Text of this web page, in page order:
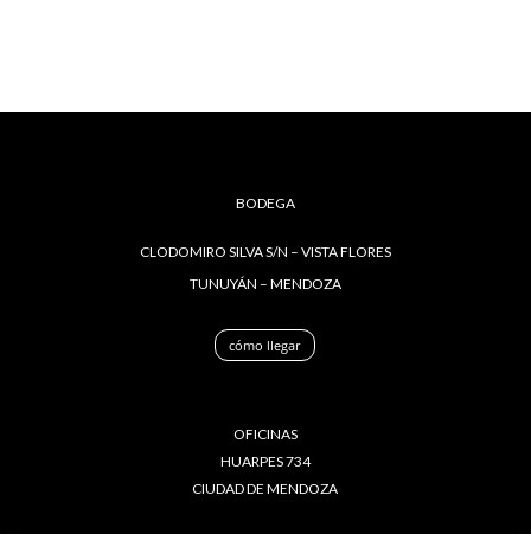
BODEGA
CLODOMIRO SILVA S/N – VISTA FLORES
TUNUYÁN – MENDOZA
cómo llegar
OFICINAS
HUARPES 734
CIUDAD DE MENDOZA